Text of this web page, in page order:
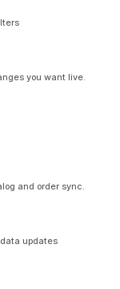
you want live.
and order sync.
updates